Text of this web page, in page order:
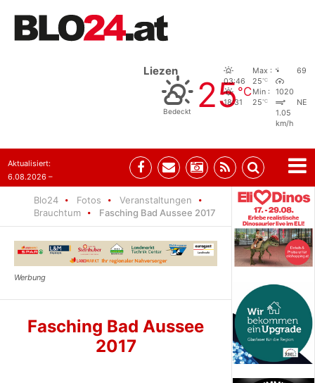
Liezen
Bedeckt 25°C
03:46
18:31
Max :
25°C
Min :
25°C
69
1020
NE
1.05
km/h
Aktualisiert:
6.08.2026 –
Blo24 Fotos
Veranstaltungen
Brauchtum
Fasching Bad Aussee 2017
Fasching Bad Aussee
2017